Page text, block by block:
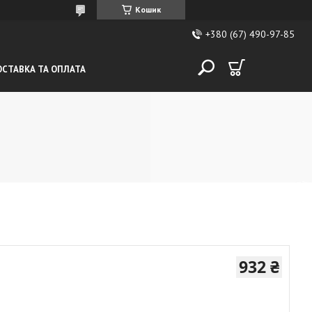
Кошик
+380 (67) 490-97-85
ТА ОПЛАТА
932 ₴